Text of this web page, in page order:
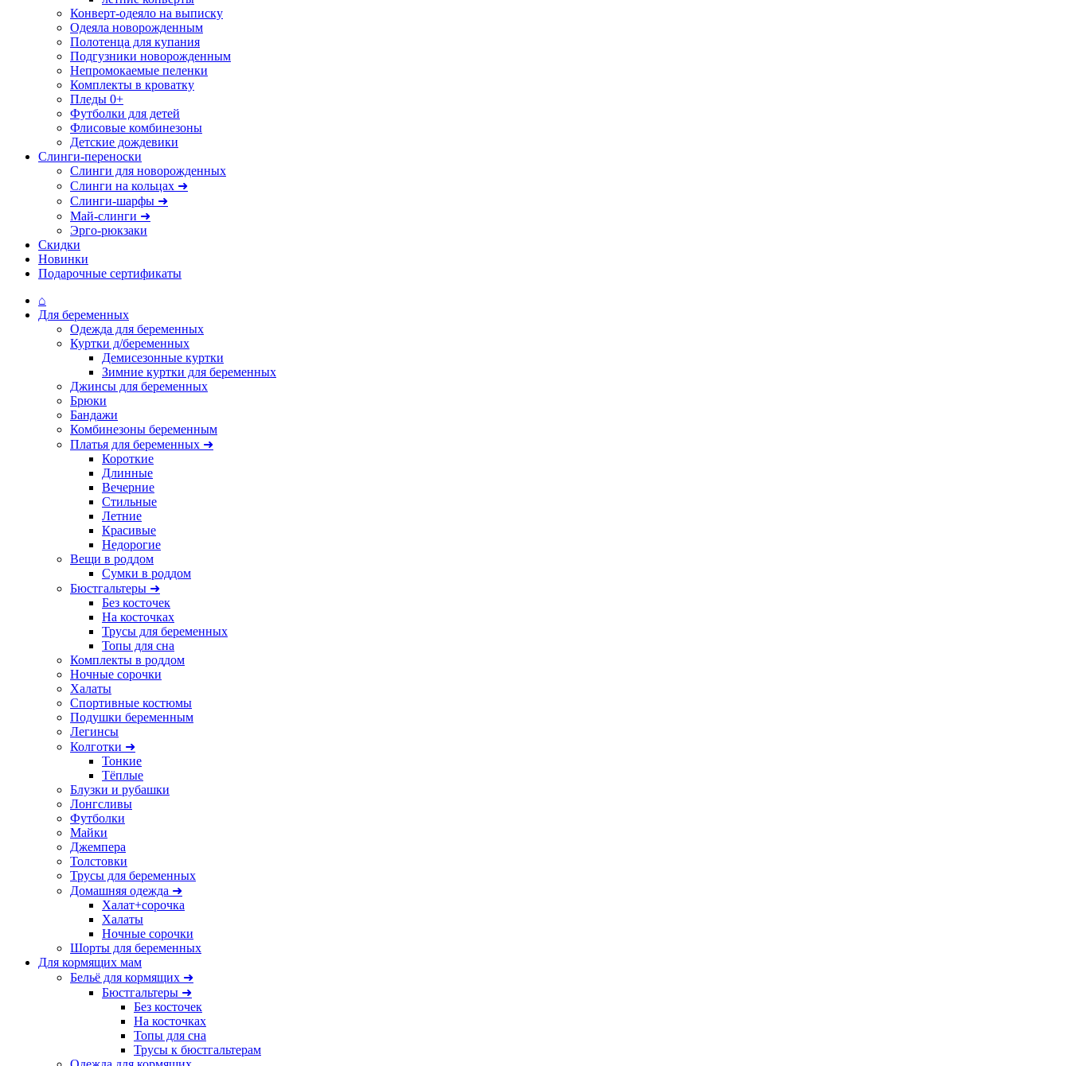
Конверт-одеяло на выписку
Одеяла новорожденным
Полотенца для купания
Подгузники новорожденным
Непромокаемые пеленки
Комплекты в кроватку
Пледы 0+
Футболки для детей
Флисовые комбинезоны
Детские дождевики
Слинги-переноски
Слинги для новорожденных
Слинги на кольцах ➜
Слинги-шарфы ➜
Май-слинги ➜
Эрго-рюкзаки
Скидки
Новинки
Подарочные сертификаты
⌂
Для беременных
Одежда для беременных
Куртки д/беременных
Демисезонные куртки
Зимние куртки для беременных
Джинсы для беременных
Брюки
Бандажи
Комбинезоны беременным
Платья для беременных ➜
Короткие
Длинные
Вечерние
Стильные
Летние
Красивые
Недорогие
Вещи в роддом
Сумки в роддом
Бюстгальтеры ➜
Без косточек
На косточках
Трусы для беременных
Топы для сна
Комплекты в роддом
Ночные сорочки
Халаты
Спортивные костюмы
Подушки беременным
Легинсы
Колготки ➜
Тонкие
Тёплые
Блузки и рубашки
Лонгсливы
Футболки
Майки
Джемпера
Толстовки
Трусы для беременных
Домашняя одежда ➜
Халат+сорочка
Халаты
Ночные сорочки
Шорты для беременных
Для кормящих мам
Бельё для кормящих ➜
Бюстгальтеры ➜
Без косточек
На косточках
Топы для сна
Трусы к бюстгальтерам